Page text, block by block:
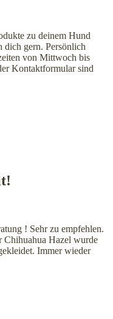
zu deinem Hund
dich gern. Persönlich
von Mittwoch bis
Kontaktformular sind
! Sehr zu empfehlen.
Chihuahua Hazel wurde
Immer wieder